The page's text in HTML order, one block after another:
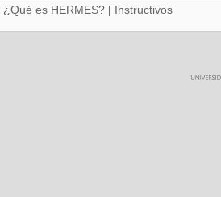
¿Qué es HERMES? | Instructivos